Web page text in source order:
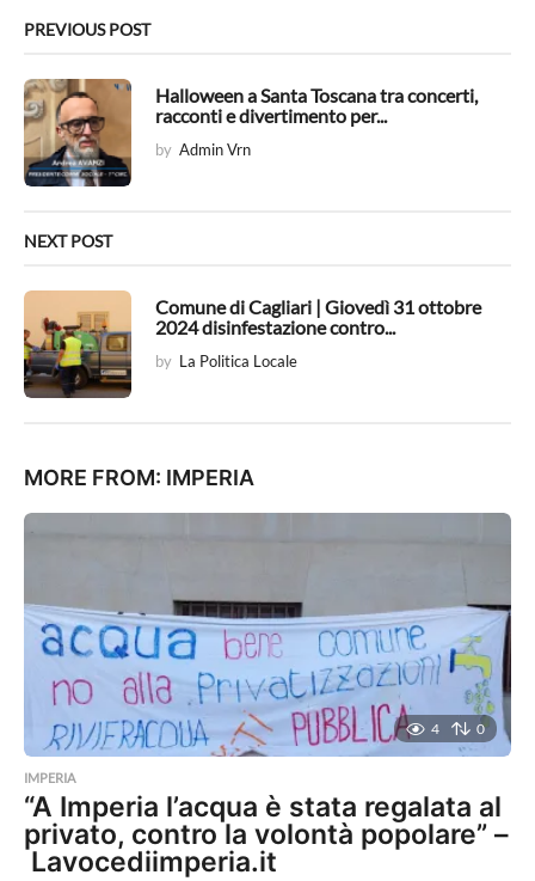
n
t
i
o
n
PREVIOUS POST
Halloween a Santa Toscana tra concerti,
racconti e divertimento per...
by Admin Vrn
NEXT POST
Comune di Cagliari | Giovedì 31 ottobre
2024 disinfestazione contro...
by La Politica Locale
MORE FROM: IMPERIA
4 0
IMPERIA
“A Imperia l’acqua è stata regalata al
privato, contro la volontà popolare” –
Lavocediimperia.it